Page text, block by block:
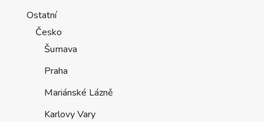
Ostatní
Česko
Šumava
Praha
Mariánské Lázně
Karlovy Vary